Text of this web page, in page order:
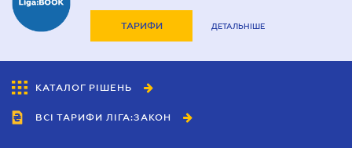
ТАРИФИ ДЕТАЛЬНІШЕ
КАТАЛОГ РІШЕНЬ
ВСІ ТАРИФИ ЛІГА:ЗАКОН